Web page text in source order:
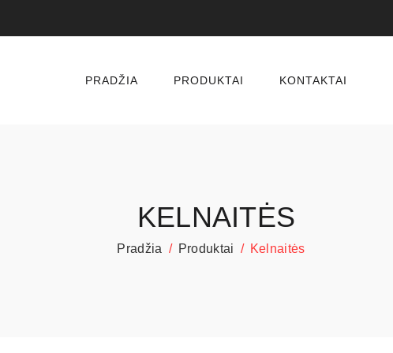
PRADŽIA PRODUKTAI KONTAKTAI
KELNAITĖS
Pradžia Produktai Kelnaitės